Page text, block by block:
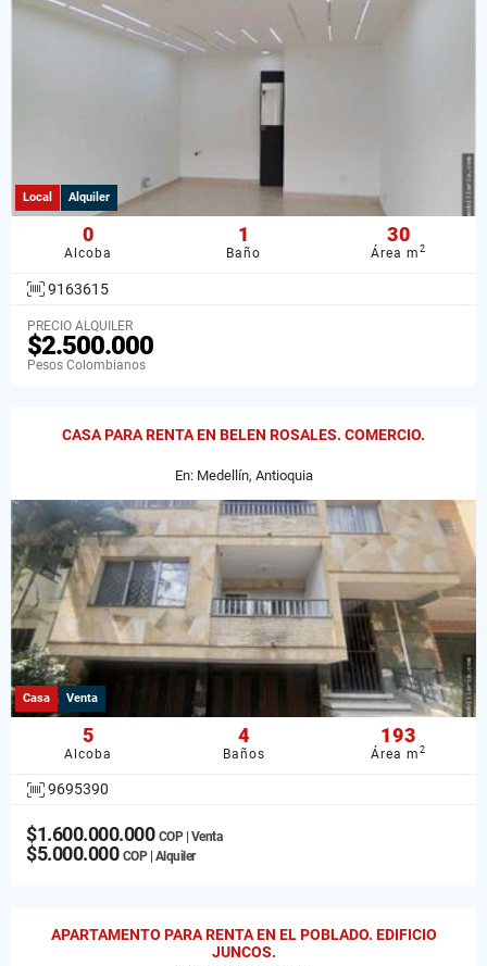
Local Alquiler
0
Alcoba
1
Baño
30
Área m2
9163615
PRECIO ALQUILER
$2.500.000
Pesos Colombianos
CASA PARA RENTA EN BELEN ROSALES. COMERCIO.
En: Medellín, Antioquia
Casa Venta
5
Alcoba
4
Baños
193
Área m2
9695390
$1.600.000.000 COP | Venta
$5.000.000 COP | Alquiler
APARTAMENTO PARA RENTA EN EL POBLADO. EDIFICIO
JUNCOS.